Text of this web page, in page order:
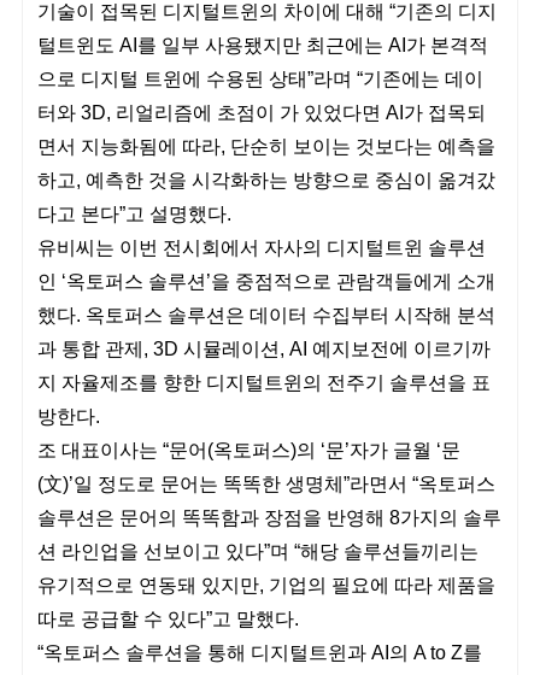
기술이 접목된 디지털트윈의 차이에 대해 “기존의 디지
털트윈도 AI를 일부 사용됐지만 최근에는 AI가 본격적
으로 디지털 트윈에 수용된 상태”라며 “기존에는 데이
터와 3D, 리얼리즘에 초점이 가 있었다면 AI가 접목되
면서 지능화됨에 따라, 단순히 보이는 것보다는 예측을
하고, 예측한 것을 시각화하는 방향으로 중심이 옮겨갔
다고 본다”고 설명했다.
유비씨는 이번 전시회에서 자사의 디지털트윈 솔루션
인 ‘옥토퍼스 솔루션’을 중점적으로 관람객들에게 소개
했다. 옥토퍼스 솔루션은 데이터 수집부터 시작해 분석
과 통합 관제, 3D 시뮬레이션, AI 예지보전에 이르기까
지 자율제조를 향한 디지털트윈의 전주기 솔루션을 표
방한다.
조 대표이사는 “문어(옥토퍼스)의 ‘문’자가 글월 ‘문
(文)’일 정도로 문어는 똑똑한 생명체”라면서 “옥토퍼스
솔루션은 문어의 똑똑함과 장점을 반영해 8가지의 솔루
션 라인업을 선보이고 있다”며 “해당 솔루션들끼리는
유기적으로 연동돼 있지만, 기업의 필요에 따라 제품을
따로 공급할 수 있다”고 말했다.
“옥토퍼스 솔루션을 통해 디지털트윈과 AI의 A to Z를